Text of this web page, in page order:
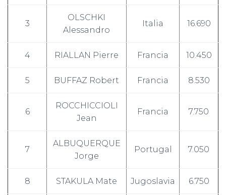
3
OLSCHKI
Alessandro
Italia 16.690
4 RIALLAN Pierre Francia 10.450
5 BUFFAZ Robert Francia 8.530
6
ROCCHICCIOLI
Jean
Francia 7.750
7
ALBUQUERQUE
Jorge
Portugal 7.050
8 STAKULA Mate Jugoslavia 6.750